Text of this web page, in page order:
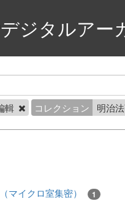
ジタルアー
輯 コレクション 明治
マイクロ室集密） 1